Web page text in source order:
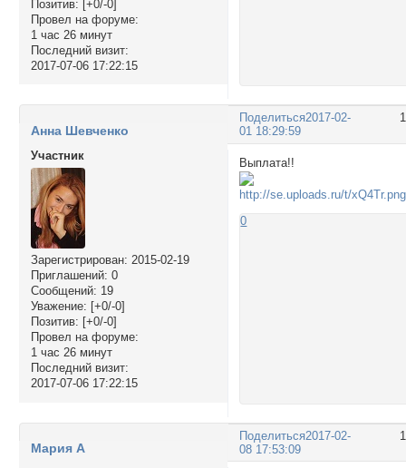
Позитив: [+0/-0]
Провел на форуме:
1 час 26 минут
Последний визит:
2017-07-06 17:22:15
Поделиться2017-02-
01 18:29:59
Анна Шевченко
Участник
Зарегистрирован: 2015-02-19
Приглашений: 0
Сообщений: 19
Уважение: [+0/-0]
Позитив: [+0/-0]
Провел на форуме:
1 час 26 минут
Последний визит:
2017-07-06 17:22:15
Выплата!!
0
Поделиться2017-02-
08 17:53:09
Мария А